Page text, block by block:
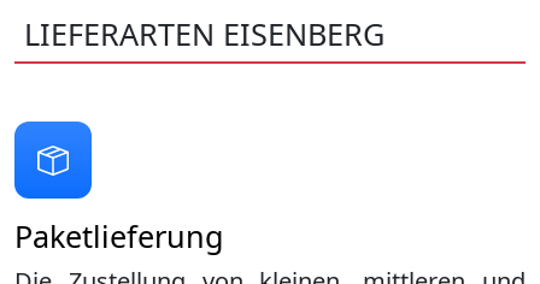
LIEFERARTEN EISENBERG
Paketlieferung